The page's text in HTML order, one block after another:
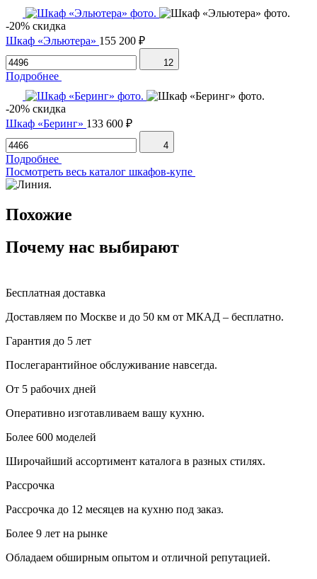
-20% скидка
Шкаф «Эльютера» 155 200 ₽
12
Подробнее
-20% скидка
Шкаф «Беринг» 133 600 ₽
4
Подробнее
Посмотреть весь каталог шкафов-купе
Похожие
Почему нас выбирают
Бесплатная доставка
Доставляем по Москве и до 50 км от МКАД – бесплатно.
Гарантия до 5 лет
Послегарантийное обслуживание навсегда.
От 5 рабочих дней
Оперативно изготавливаем вашу кухню.
Более 600 моделей
Широчайший ассортимент каталога в разных стилях.
Рассрочка
Рассрочка до 12 месяцев на кухню под заказ.
Более 9 лет на рынке
Обладаем обширным опытом и отличной репутацией.